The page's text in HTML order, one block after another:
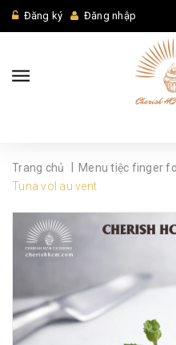
Đăng ký Đăng nhập
Trang chủ Menu tiệc finger
Tuna vol au vent